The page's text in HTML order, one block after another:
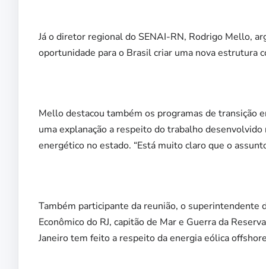
Já o diretor regional do SENAI-RN, Rodrigo Mello,
oportunidade para o Brasil criar uma nova estrutura
Mello destacou também os programas de transição
uma explanação a respeito do trabalho
energético no estado. “Está muito claro que o
Também participante da reunião, o superintendente
Econômico do RJ, capitão de Mar e Guerra da
Janeiro tem feito a respeito da energia eólica